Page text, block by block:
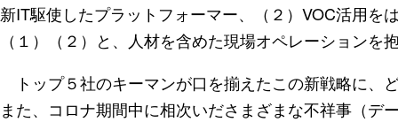
新IT駆使したプラットフォーマー、（２）VOC活用を
（１）（２）と、人材を含めた現場オペレーション
トップ５社のキーマンが口を揃えたこの新戦略に、
また、コロナ期間中に相次いださまざまな不祥事（デ